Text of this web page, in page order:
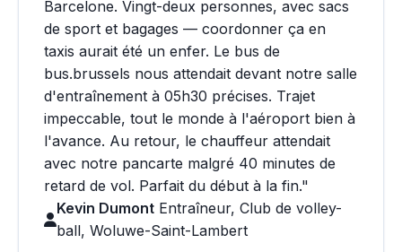
Barcelone. Vingt-deux personnes, avec sacs
de sport et bagages — coordonner ça en
taxis aurait été un enfer. Le bus de
bus.brussels nous attendait devant notre salle
d'entraînement à 05h30 précises. Trajet
impeccable, tout le monde à l'aéroport bien à
l'avance. Au retour, le chauffeur attendait
avec notre pancarte malgré 40 minutes de
retard de vol. Parfait du début à la fin."
Kevin Dumont Entraîneur, Club de volley-
ball, Woluwe-Saint-Lambert